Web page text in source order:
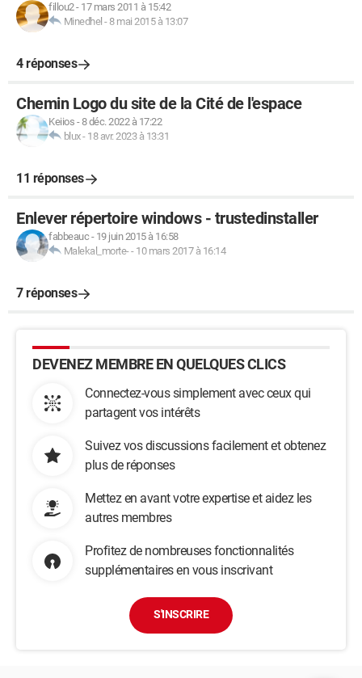
fillou2- 17 mars 2011 à 15:42
Minedhel - 8 mai 2015 à 13:07
4 réponses
Chemin Logo du site de la Cité de l'espace
Keiios -8 déc. 2022 à 17:22
blux- 18 avr. 2023 à 13:31
11 réponses
Enlever répertoire windows - trustedinstaller
fabbeauc - 19 juin 2015 à 16:58
Malekal_morte-- 10 mars 2017 à 16:14
7 réponses
DEVENEZ MEMBRE EN QUELQUES CLICS
Connectez-vous simplement avec ceux qui
partagent vos intérêts
Suivez vos discussions facilement et obtenez
plus de réponses
Mettez en avant votre expertise et aidez les
autres membres
Profitez de nombreuses fonctionnalités
supplémentaires en vous inscrivant
S'INSCRIRE